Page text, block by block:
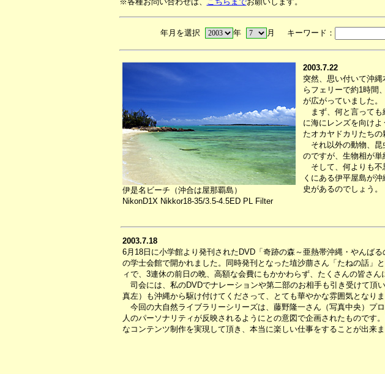
年月を選択 年 月 キーワード：
伊是名ビーチ（沖合は屋那覇島）
NikonD1X Nikkor18-35/3.5-4.5ED PL Filter
2003.7.22
突然、思い付いて沖
らフェリーで約1時間
が広がっていました。
まず、何と言っても
に海にレンズを向け
たオカヤドカリたちの
それ以外の動物、昆
のですが、生物相が単
そして、何よりも不
くにある伊平屋島が
史があるのでしょう。
2003.7.18
6月18日に小学館より発刊されたDVD「奇跡の森～亜熱帯沖縄・やんば
の学士会館で開かれました。同時発刊となった埴沙萠さん「たねの話」
ィで、3連休の前日の晩、高額な会費にもかかわらず、たくさんの皆さん
司会には、私のDVDでナレーションや第二部のお相手も引き受けて頂
真左）も沖縄から駆け付けてくださって、とても華やかな雰囲気となりま
今回の大自然ライブラリーシリーズは、藤野隆一さん（写真中央）プ
人のパーソナリティが反映されるようにとの意図で企画されたものです
なコンテンツ制作を実現して頂き、本当に楽しい仕事をすることが出来ま